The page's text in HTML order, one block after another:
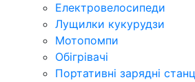
Електровелосипеди
Лущилки кукурудзи
Мотопомпи
Обігрівачі
Портативні зарядні